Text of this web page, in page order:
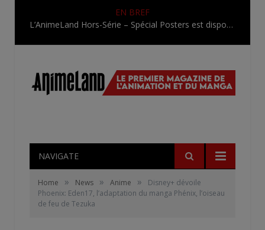
EN BREF
L’AnimeLand Hors-Série – Spécial Posters est disponible !
NAVIGATE
Home » News » Anime »
Disney+ dévoile
Phoenix: Eden17, l’adaptation du manga Phénix, l’oiseau
de feu de Tezuka